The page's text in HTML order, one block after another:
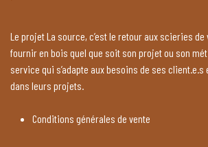
Le projet La source, c’est le retour aux scieries de
fournir en bois quel que soit son projet ou son
service qui s’adapte aux besoins de ses client.e.s
dans leurs projets.
Conditions générales de vente